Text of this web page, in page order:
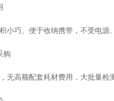
小巧、便于收纳携带，不受电源
购
无高额配套耗材费用，大批量检